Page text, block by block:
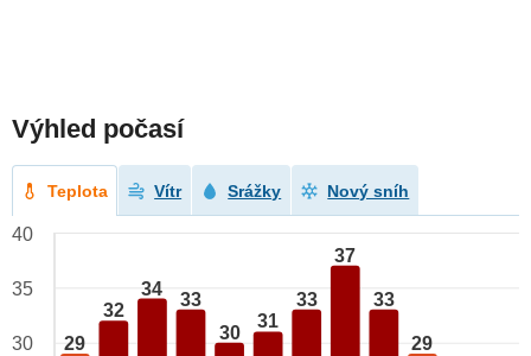
Výhled počasí
Teplota Vítr Srážky Nový sníh
29
32
34
33
30
31
33
37
33
29
40
35
30